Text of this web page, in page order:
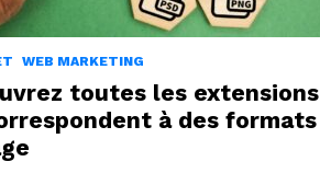
WEB MARKETING
toutes les extensions
à des formats